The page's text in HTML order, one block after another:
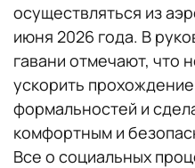
осуществляться из
июня 2026 года. В
гавани отмечают, что
ускорить
формальностей и
комфортным и
Все о социальных